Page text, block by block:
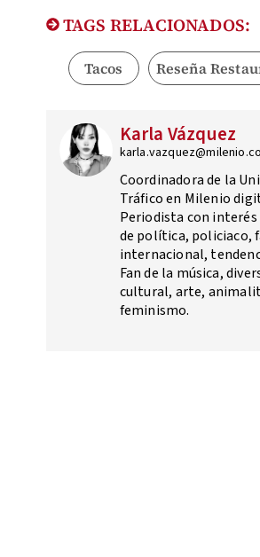
TAGS RELACIONADOS:
Tacos Reseña
Karla Vázquez
Coordinadora de la
Tráfico en Milenio
Periodista con
de política, policiaco,
internacional,
Fan de la música,
cultural, arte,
feminismo.